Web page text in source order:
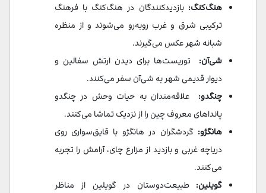
هنگ‌کنگ: بازدیدکنندگان در هنگ‌کنگ با فرهنگ
ترکیبی شرق و غرب روبه‌رو می‌شوند و از منظره
شبانه شهر عکس می‌گیرند.
شی‌آن:
توریست‌ها برای دیدن ارتش سفالین و
دیوار قدیمی شهر به شی‌آن سفر می‌کنند.
چنگدو: علاقه‌مندان به حیات وحش در چنگدو
پانداهای معروف چین را از نزدیک تماشا می‌کنند.
هانگژو: گردشگران در هانگژو با قایق‌سواری روی
دریاچه غربی و بازدید از مزارع چای، آرامش را تجربه
می‌کنند.
گویلین: طبیعت‌دوستان در گویلین از مناظر